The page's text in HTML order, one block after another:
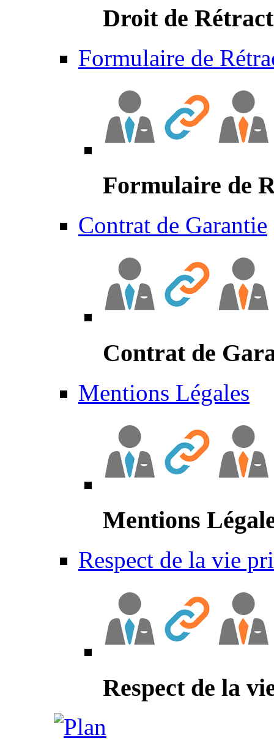
Droit de
Formulaire de
Formulaire de
Contrat de Garantie
Contrat de
Mentions Légales
Mentions
Respect de la vie
Respect de la